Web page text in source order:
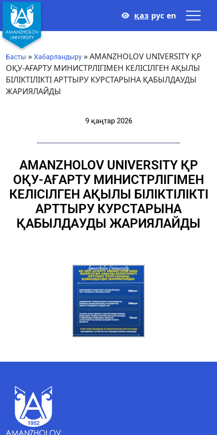
қаз рус en
Басты » Хабарландыру »AMANZHOLOV UNIVERSITY ҚР
ОҚУ-АҒАРТУ МИНИСТРЛІГІМЕН КЕЛІСІЛГЕН АҚЫЛЫ
БІЛІКТІЛІКТІ АРТТЫРУ КУРСТАРЫНА ҚАБЫЛДАУДЫ
ЖАРИЯЛАЙДЫ
9 қаңтар 2026
AMANZHOLOV UNIVERSITY ҚР
ОҚУ-АҒАРТУ МИНИСТРЛІГІМЕН
КЕЛІСІЛГЕН АҚЫЛЫ БІЛІКТІЛІКТІ
АРТТЫРУ КУРСТАРЫНА
ҚАБЫЛДАУДЫ ЖАРИЯЛАЙДЫ